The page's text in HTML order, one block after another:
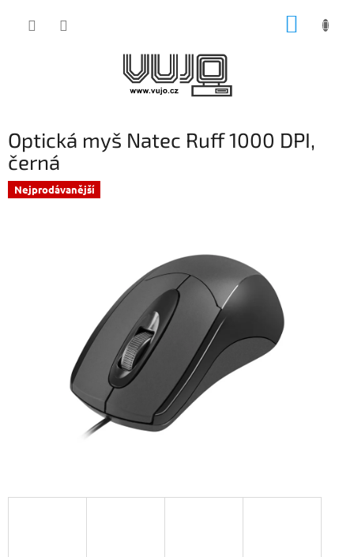
Optická myš Natec Ruff 1000 DPI,
černá
Nejprodávanější